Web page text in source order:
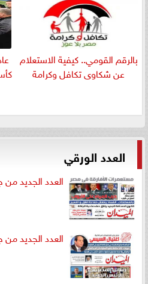
بالرقم القومي.. كيفية الاستعلام
عن شكاوى تكافل وكرامة
العدد الورقي
العدد الجديد من
العدد الجديد من